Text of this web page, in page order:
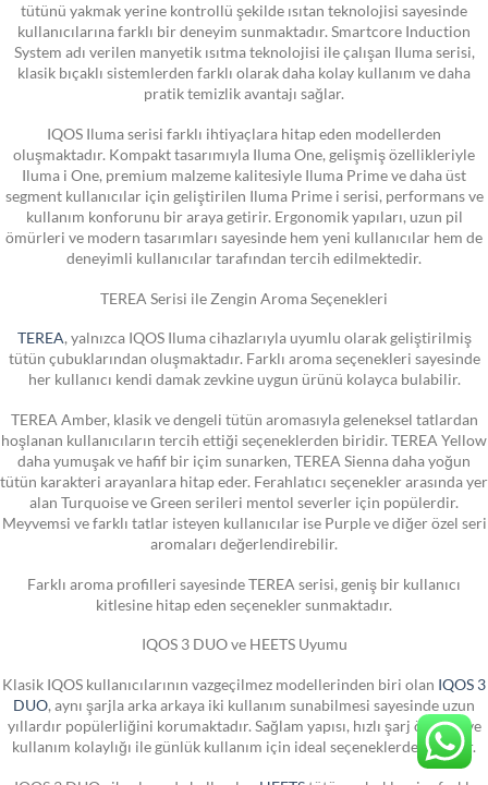
tütünü yakmak yerine kontrollü şekilde ısıtan teknolojisi sayesinde
kullanıcılarına farklı bir deneyim sunmaktadır. Smartcore Induction
System adı verilen manyetik ısıtma teknolojisi ile çalışan Iluma serisi,
klasik bıçaklı sistemlerden farklı olarak daha kolay kullanım ve daha
pratik temizlik avantajı sağlar.
IQOS Iluma serisi farklı ihtiyaçlara hitap eden modellerden
oluşmaktadır. Kompakt tasarımıyla Iluma One, gelişmiş özellikleriyle
Iluma i One, premium malzeme kalitesiyle Iluma Prime ve daha üst
segment kullanıcılar için geliştirilen Iluma Prime i serisi, performans ve
kullanım konforunu bir araya getirir. Ergonomik yapıları, uzun pil
ömürleri ve modern tasarımları sayesinde hem yeni kullanıcılar hem de
deneyimli kullanıcılar tarafından tercih edilmektedir.
TEREA Serisi ile Zengin Aroma Seçenekleri
TEREA, yalnızca IQOS Iluma cihazlarıyla uyumlu olarak geliştirilmiş
tütün çubuklarından oluşmaktadır. Farklı aroma seçenekleri sayesinde
her kullanıcı kendi damak zevkine uygun ürünü kolayca bulabilir.
TEREA Amber, klasik ve dengeli tütün aromasıyla geleneksel tatlardan
hoşlanan kullanıcıların tercih ettiği seçeneklerden biridir. TEREA Yellow
daha yumuşak ve hafif bir içim sunarken, TEREA Sienna daha yoğun
tütün karakteri arayanlara hitap eder. Ferahlatıcı seçenekler arasında yer
alan Turquoise ve Green serileri mentol severler için popülerdir.
Meyvemsi ve farklı tatlar isteyen kullanıcılar ise Purple ve diğer özel seri
aromaları değerlendirebilir.
Farklı aroma profilleri sayesinde TEREA serisi, geniş bir kullanıcı
kitlesine hitap eden seçenekler sunmaktadır.
IQOS 3 DUO ve HEETS Uyumu
Klasik IQOS kullanıcılarının vazgeçilmez modellerinden biri olan IQOS 3
DUO, aynı şarjla arka arkaya iki kullanım sunabilmesi sayesinde uzun
yıllardır popülerliğini korumaktadır. Sağlam yapısı, hızlı şarj özelliği ve
kullanım kolaylığı ile günlük kullanım için ideal seçeneklerden biridir.